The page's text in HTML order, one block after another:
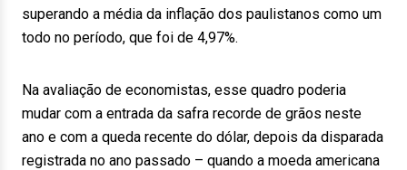
superando a média da inflação dos paulistanos como um
todo no período, que foi de 4,97%.
Na avaliação de economistas, esse quadro poderia
mudar com a entrada da safra recorde de grãos neste
ano e com a queda recente do dólar, depois da disparada
registrada no ano passado – quando a moeda americana